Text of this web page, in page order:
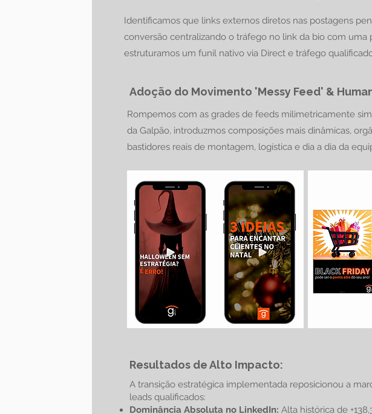
Identificamos que links externos diretos nas postagens
conversão centralizando o tráfego no link da bio com uma
estruturamos um funil nativo via Direct e tráfego
Adoção do Movimento 'Messy Feed' &
Rompemos com as grades de feeds milimetricamente
da Galpão, introduzmos composições mais dinâmicas,
bastidores reais de montagem, logística e dia a dia da
Resultados de Alto Impacto:
A transição estratégica implementada reposicionou a
leads qualificados:
Dominância Absoluta no LinkedIn: Alta histórica de